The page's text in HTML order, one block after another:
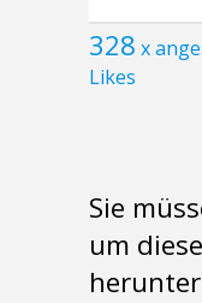
328 x
Likes
Sie
um